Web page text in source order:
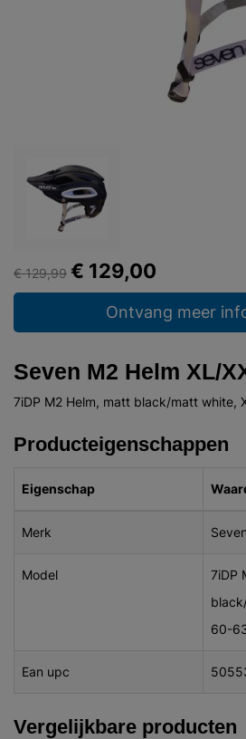
€ 129,99 € 129,00
Ontvang meer
Seven M2 Helm XL/
7iDP M2 Helm, matt black/matt white,
Producteigenschappen
Eigenschap
Merk Seven
Model
7iDP
60-
Ean upc
Vergelijkbare producten